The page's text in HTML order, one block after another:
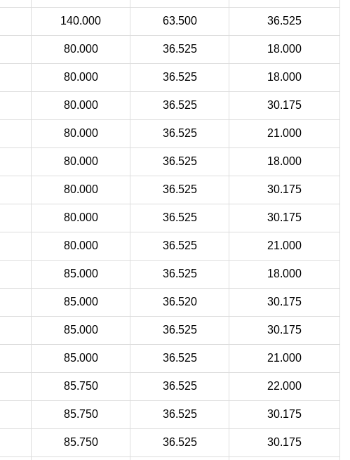
140.000 63.500 36.525
80.000 36.525 18.000
80.000 36.525 18.000
80.000 36.525 30.175
80.000 36.525 21.000
80.000 36.525 18.000
80.000 36.525 30.175
80.000 36.525 30.175
80.000 36.525 21.000
85.000 36.525 18.000
85.000 36.520 30.175
85.000 36.525 30.175
85.000 36.525 21.000
85.750 36.525 22.000
85.750 36.525 30.175
85.750 36.525 30.175